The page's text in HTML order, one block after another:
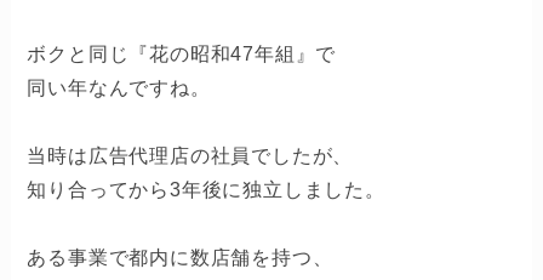
ボクと同じ『花の昭和47年組』で
同い年なんですね。
当時は広告代理店の社員でしたが、
知り合ってから3年後に独立しました。
ある事業で都内に数店舗を持つ、